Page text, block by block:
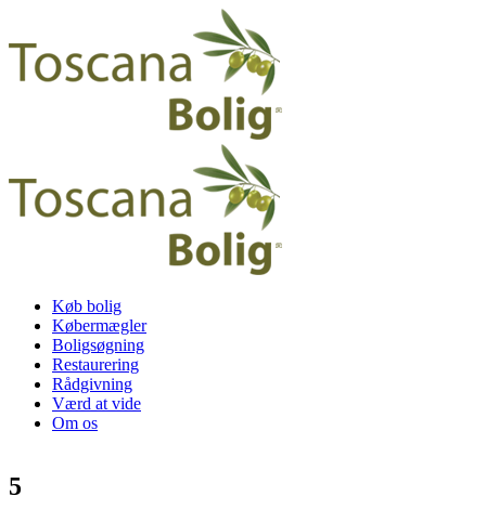
Køb bolig
Købermægler
Boligsøgning
Restaurering
Rådgivning
Værd at vide
Om os
5